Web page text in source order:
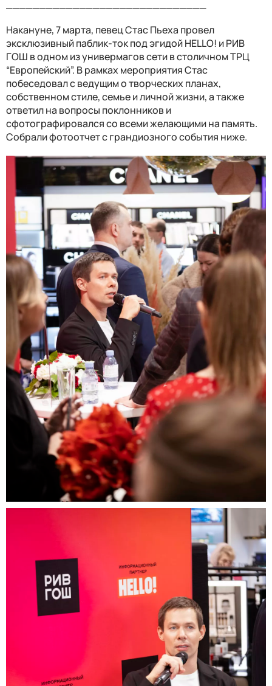
Накануне, 7 марта, певец Стас Пьеха провел
эксклюзивный паблик-ток под эгидой HELLO! и РИВ
ГОШ в одном из универмагов сети в столичномТРЦ
“Европейский”. В рамках мероприятия Стас
побеседовал с ведущим о творческих планах,
собственном стиле, семье и личной жизни, а также
ответил на вопросы поклонников и
сфотографировался со всеми желающими на память.
Собрали фотоотчет с грандиозного события ниже.